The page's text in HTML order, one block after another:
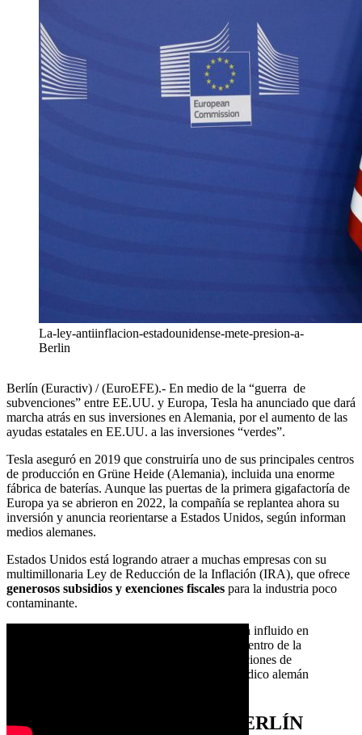
La-ley-antiinflacion-estadounidense-mete-presion-a-
Berlin
Berlín (Euractiv) / (EuroEFE).- En medio de la “guerra de
subvenciones” entre EE.UU. y Europa, Tesla ha anunciado que dará
marcha atrás en sus inversiones en Alemania, por el aumento de las
ayudas estatales en EE.UU. a las inversiones “verdes”.
Tesla aseguró en 2019 que construiría uno de sus principales centros
de producción en Grüne Heide (Alemania), incluida una enorme
fábrica de baterías. Aunque las puertas de la primera gigafactoría de
Europa ya se abrieron en 2022, la compañía se replantea ahora su
inversión y anuncia reorientarse a Estados Unidos, según informan
medios alemanes.
Estados Unidos está logrando atraer a muchas empresas con su
multimillonaria Ley de Reducción de la Inflación (IRA), que ofrece
generosos subsidios y exenciones fiscales para la industria poco
contaminante.
«Las desgravaciones fiscales del IRA han influido en
nuestros planes originales y popr ello el centro de la
producción de baterías está en las instalaciones de
fabricación de EE.UU.», declaró al periódico alemán
UN DURO GOLPE PARA BERLÍN